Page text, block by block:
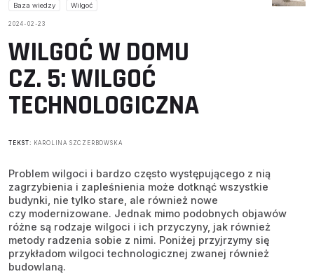
Baza wiedzy Wilgoć
2024-02-23
WILGOĆ W DOMU
CZ. 5: WILGOĆ
TECHNOLOGICZNA
TEKST: KAROLINA SZCZERBOWSKA
Problem wilgoci i bardzo często występującego z nią
zagrzybienia i zapleśnienia może dotknąć wszystkie
budynki, nie tylko stare, ale również nowe
czy modernizowane. Jednak mimo podobnych objawów
różne są rodzaje wilgoci i ich przyczyny, jak również
metody radzenia sobie z nimi. Poniżej przyjrzymy się
przykładom wilgoci technologicznej zwanej również
budowlaną.